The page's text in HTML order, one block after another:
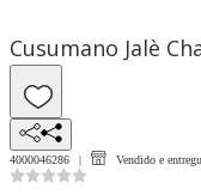
Cusumano Jalè
4000046286 Vendido e